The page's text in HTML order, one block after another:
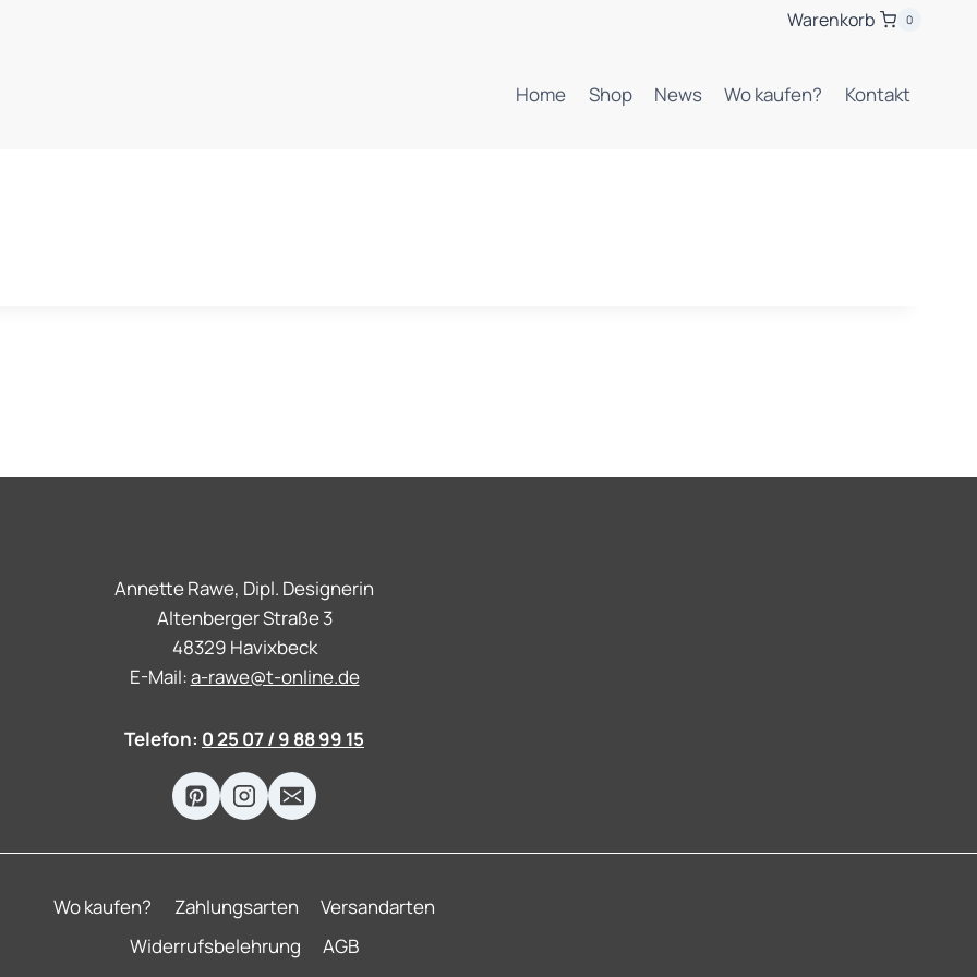
Warenkorb 0
Home Shop News Wo kaufen? Kontakt
Annette Rawe, Dipl. Designerin
Altenberger Straße 3
48329 Havixbeck
E-Mail:a-rawe@t-online.de
Telefon: 0 25 07 / 9 88 99 15
Wo kaufen? Zahlungsarten
Versandarten
Widerrufsbelehrung
AGB